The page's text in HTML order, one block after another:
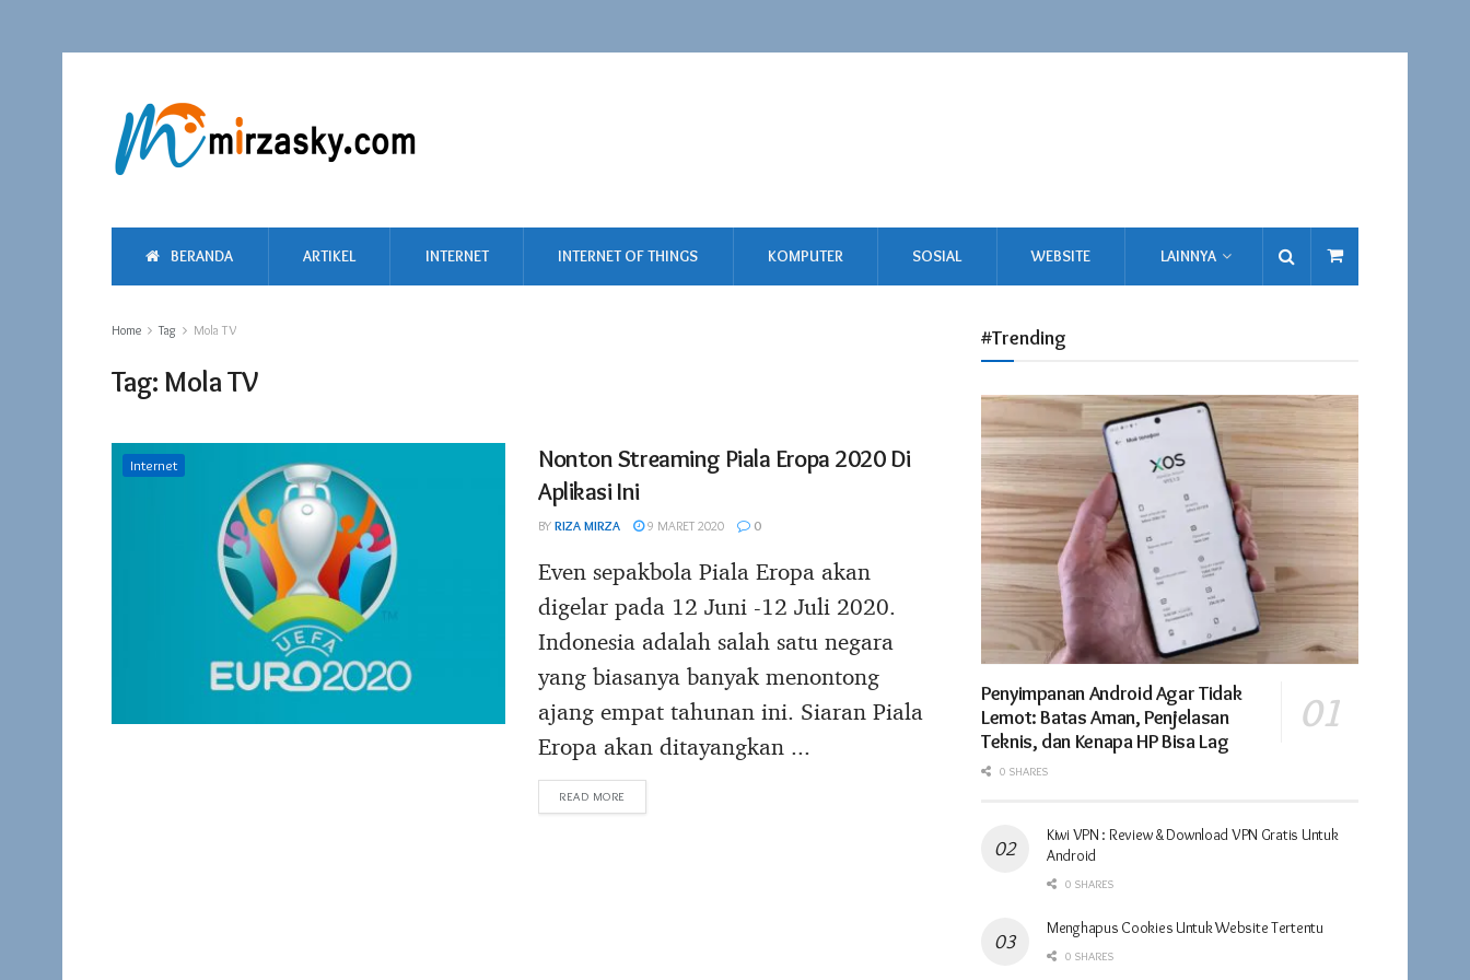
BERANDA ARTIKEL INTERNET INTERNET OF THINGS KOMPUTER SOSIAL WEBSITE LAINNYA
Home Tag Mola TV
Tag: Mola TV
Internet
Nonton Streaming Piala Eropa 2020 Di
Aplikasi Ini
BY RIZA MIRZA 9 MARET 2020 0
Even sepakbola Piala Eropa akan
digelar pada 12 Juni -12 Juli 2020.
Indonesia adalah salah satu negara
yang biasanya banyak menontong
ajang empat tahunan ini. Siaran Piala
Eropa akan ditayangkan ...
READ MORE
#Trending
Penyimpanan Android Agar Tidak
Lemot: Batas Aman, Penjelasan
Teknis, dan Kenapa HP Bisa Lag
0 SHARES
Kiwi VPN : Review & Download VPN Gratis Untuk
Android
0 SHARES
Menghapus Cookies Untuk Website Tertentu
0 SHARES